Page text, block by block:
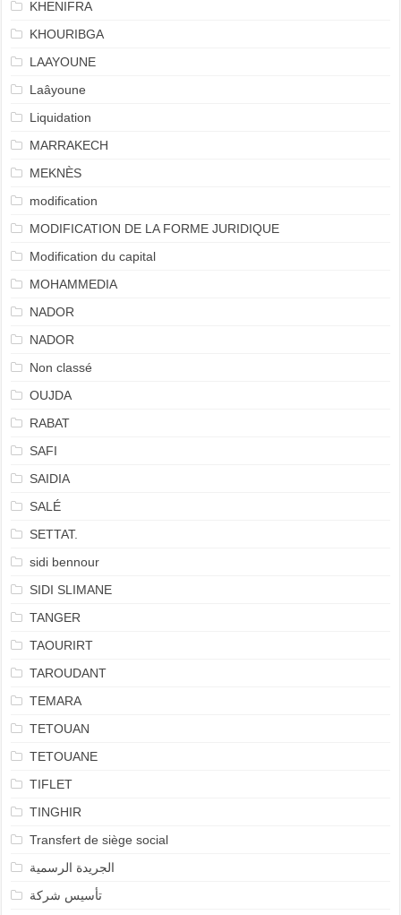
KHENIFRA
KHOURIBGA
LAAYOUNE
Laâyoune
Liquidation
MARRAKECH
MEKNÈS
modification
MODIFICATION DE LA FORME JURIDIQUE
Modification du capital
MOHAMMEDIA
NADOR
NADOR
Non classé
OUJDA
RABAT
SAFI
SAIDIA
SALÉ
SETTAT.
sidi bennour
SIDI SLIMANE
TANGER
TAOURIRT
TAROUDANT
TEMARA
TETOUAN
TETOUANE
TIFLET
TINGHIR
Transfert de siège social
الجريدة الرسمية
تأسيس شركة